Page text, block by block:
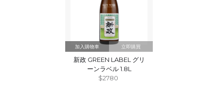
立即購買
新政 GREEN LABEL グリ
ーンラベル 1.8L
$2780